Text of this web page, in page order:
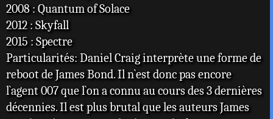
2008 : Quantum of Solace
2012 : Skyfall
2015 : Spectre
Particularités: Daniel Craig interprète une forme de
reboot de James Bond. Il n`est donc pas encore
l`agent 007 que l`on a connu au cours des 3 dernières
décennies. Il est plus brutal que les auteurs James